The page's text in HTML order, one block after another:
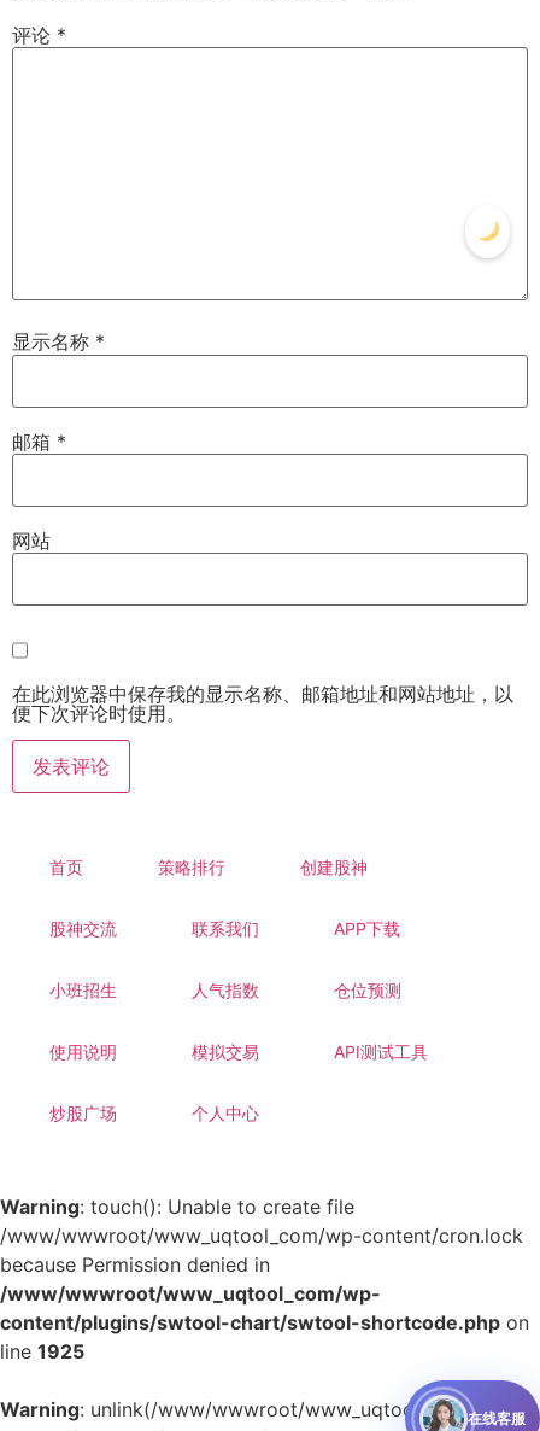
评论 *
显示名称 *
邮箱 *
网站
在此浏览器中保存我的显示名称、邮箱地址和网站地址，以
便下次评论时使用。
首页 策略排行 创建股神
股神交流 联系我们 APP下载
小班招生 人气指数 仓位预测
使用说明 模拟交易 API测试工具
炒股广场 个人中心
在线客服
Warning: touch(): Unable to create file
/www/wwwroot/www_uqtool_com/wp-content/cron.lock
because Permission denied in
/www/wwwroot/www_uqtool_com/wp-
content/plugins/swtool-chart/swtool-shortcode.php on
line 1925
Warning: unlink(/www/wwwroot/www_uqtool_com/wp-